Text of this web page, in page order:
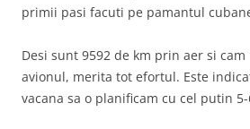
primii pasi facuti pe pamantul
Desi sunt 9592 de km prin aer si
avionul, merita tot efortul. Este
vacana sa o planificam cu cel putin